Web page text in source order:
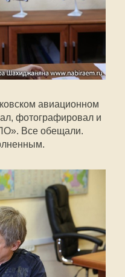
авиационном
фотографировал и
Все обещали.